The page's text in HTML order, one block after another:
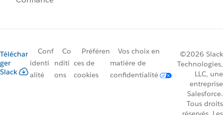
Téléchar
ger
Slack
Conf
identi
alité
Co
nditi
ons
Préféren
ces de
cookies
Vos choix en
matière de
confidentialité
©2026 Slack
Technologies,
LLC, une
entreprise
Salesforce.
Tous droits